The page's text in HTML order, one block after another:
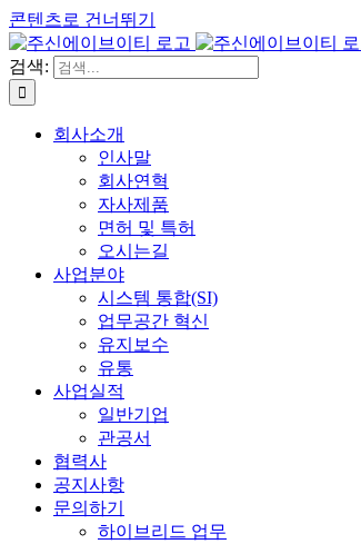
콘텐츠로 건너뛰기
검색:
회사소개
인사말
회사연혁
자사제품
면허 및 특허
오시는길
사업분야
시스템 통합(SI)
업무공간 혁신
유지보수
유통
사업실적
일반기업
관공서
협력사
공지사항
문의하기
하이브리드 업무